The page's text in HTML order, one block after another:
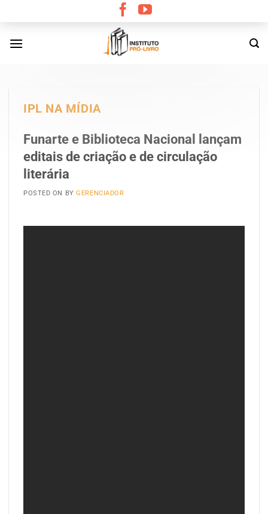
content
IPL NA MÍDIA
Funarte e Biblioteca Nacional lançam
editais de criação e de circulação
literária
POSTED ON BYGERENCIADOR